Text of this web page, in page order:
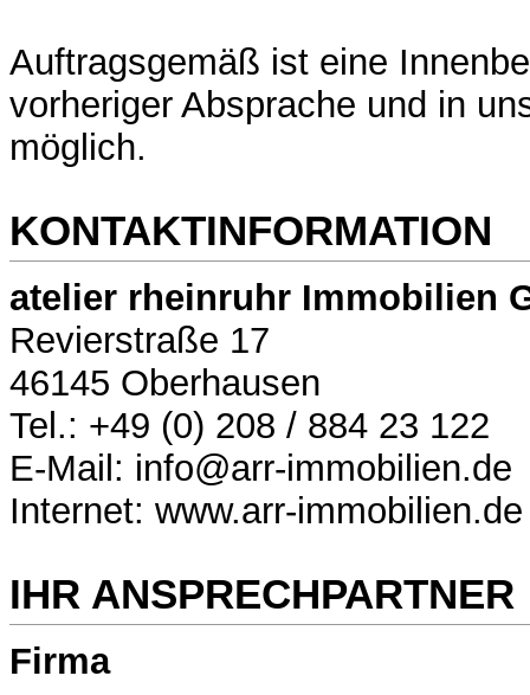
Auftragsgemäß ist eine
vorheriger Absprache und in
möglich.
KONTAKTINFORMATION
atelier rheinruhr Immobilien
Revierstraße 17
46145 Oberhausen
Tel.: +49 (0) 208 / 884 23 122
E-Mail: info@arr-immobilien.de
Internet: www.arr-immobilien.de
IHR ANSPRECHPARTNER
Firma